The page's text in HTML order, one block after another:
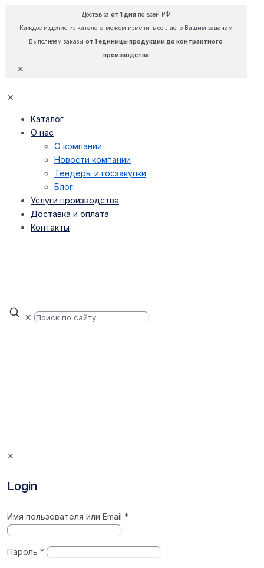
Доставка от 1 дняпо всей РФ
Каждое изделие из каталога можем изменить согласно Вашим задачам
Выполняем заказы от 1 единицы продукции до контрактного
производства
✕
✕
Каталог
О нас
О компании
Новости компании
Тендеры и госзакупки
Блог
Услуги производства
Доставка и оплата
Контакты
✕
✕
Login
Имя пользователя или Email*
Пароль*